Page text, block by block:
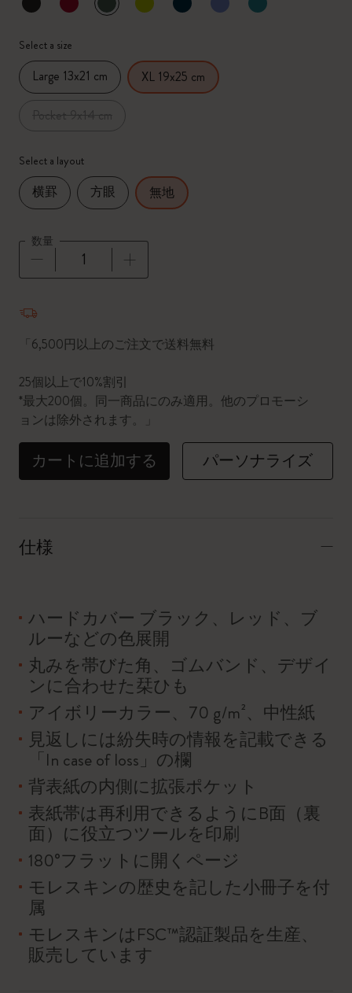
選択済
*選択したカラー
Select a size
Large 13x21 cm XL 19x25 cm
Select a layout
横罫 方眼 無地
数量
「6,500円以上のご注文で送料無料
25個以上で10%割引
*最大200個。同一商品にのみ適用。他のプロモーシ
ョンは除外されます。」
カートに追加する パーソナライズ
仕様
ハードカバー ブラック、レッド、ブ
ルーなどの色展開
丸みを帯びた角、ゴムバンド、デザイ
ンに合わせた栞ひも
アイボリーカラー、70 g/m²、中性紙
見返しには紛失時の情報を記載できる
「In case of loss」の欄
背表紙の内側に拡張ポケット
表紙帯は再利用できるようにB面（裏
面）に役立つツールを印刷
180°フラットに開くページ
モレスキンの歴史を記した小冊子を付
属
モレスキンはFSC™認証製品を生産、
販売しています